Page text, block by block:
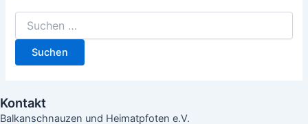
Kontakt
Balkanschnauzen und Heimatpfoten e.V.